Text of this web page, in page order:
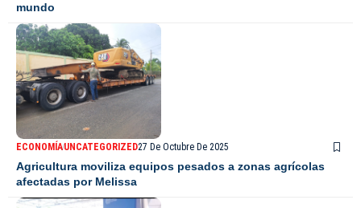
mundo
ECONOMÍAUNCATEGORIZED27 De Octubre De 2025
Agricultura moviliza equipos pesados a zonas agrícolas
afectadas por Melissa